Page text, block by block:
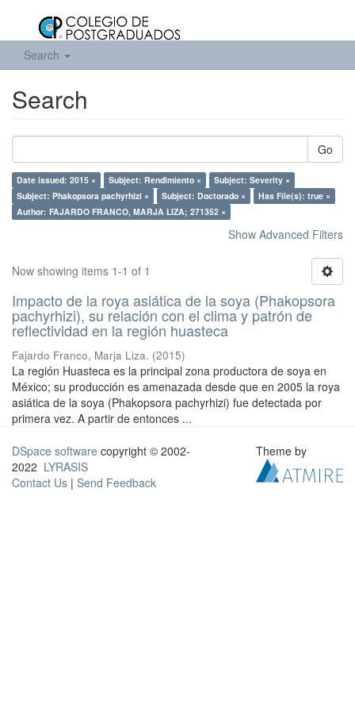
Search
Search
Go
Date issued: 2015 × Subject: Rendimiento ×
Subject: Severity ×
Subject: Phakopsora pachyrhizi ×
Subject: Doctorado ×
Has File(s): true ×
Author: FAJARDO FRANCO, MARJA LIZA; 271352 ×
Show Advanced Filters
Now showing items 1-1 of 1
Impacto de la roya asiática de la soya (Phakopsora
pachyrhizi), su relación con el clima y patrón de
reflectividad en la región huasteca
Fajardo Franco, Marja Liza. (2015)
La región Huasteca es la principal zona productora de soya en
México; su producción es amenazada desde que en 2005 la roya
asiática de la soya (Phakopsora pachyrhizi) fue detectada por
primera vez. A partir de entonces ...
DSpace software copyright © 2002-
2022 LYRASIS
Contact Us | Send Feedback
Theme by